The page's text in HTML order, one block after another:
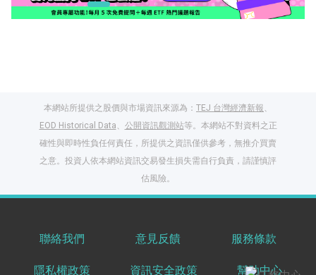
本網站所提供之股價與市場資訊來源為： TEJ 台灣經濟新報、
EOD Historical Data、 公開資訊觀測站等。本網站不對資料之正
確性與即時性負任何責任，所提供之資訊僅供參考，無推介買賣
之意。投資人依本網站資訊交易發生損失需自行負責，請謹慎評
估風險。
聯絡我們 意見反饋 服務條款
隱私權政策 資訊安全政策 幫助中心